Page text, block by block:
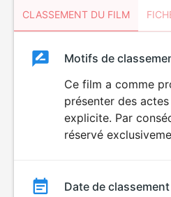
CLASSEMENT DU FILM
ClassementClassement
Motifs de
Ce film a comme
présenter des
explicite. Par
réservé
Date de classement